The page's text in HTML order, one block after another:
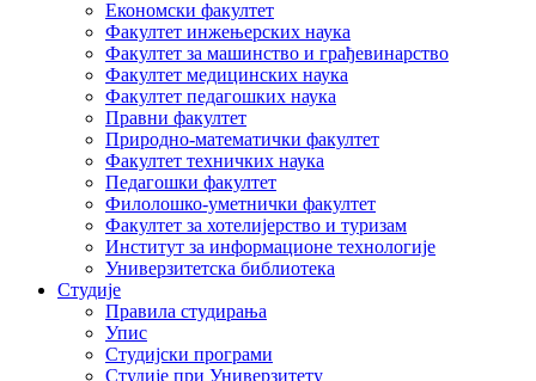
Економски факултет
Факултет инжењерских наука
Факултет за машинство и грађевинарство
Факултет медицинских наука
Факултет педагошких наука
Правни факултет
Природно-математички факултет
Факултет техничких наука
Педагошки факултет
Филолошко-уметнички факултет
Факултет за хотелијерство и туризам
Институт за информационе технологије
Универзитетска библиотека
Студије
Правила студирања
Упис
Студијски програми
Студије при Универзитету